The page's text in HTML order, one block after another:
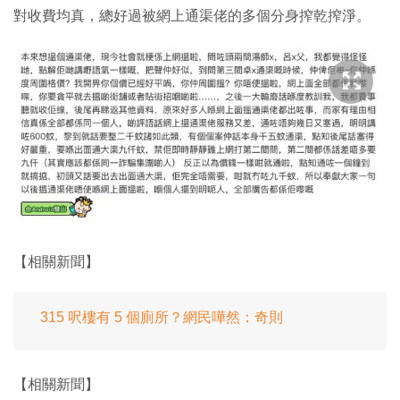
對收費均真，總好過被網上通渠佬的多個分身搾乾搾淨。
【相關新聞】
315 呎樓有 5 個廁所？網民嘩然：奇則
【相關新聞】